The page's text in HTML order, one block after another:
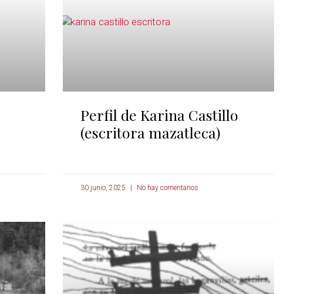
Perfil de Karina Castillo
(escritora mazatleca)
30 junio, 2025 No hay comentarios